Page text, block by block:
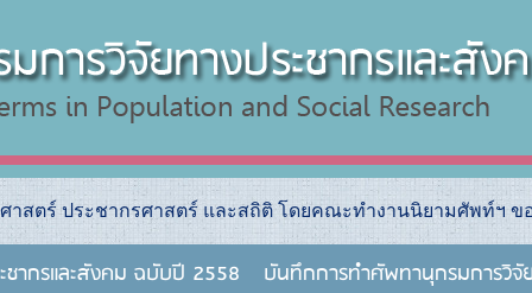
สตร์ ประชากรศาสตร์ และสถิติ โดยคณะทำงานนิยามศัพท์ฯ
ากรและสังคม ฉบับปี 2558 บันทึกการทําศัพทานุกรมการวิจั